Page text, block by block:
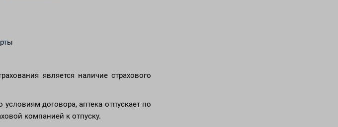
является наличие страхового
договора, аптека отпускает по
компанией к отпуску.